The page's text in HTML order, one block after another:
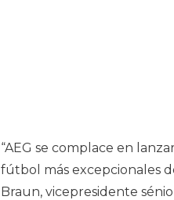
“AEG se complace en
fútbol más excepcionales
Braun, vicepresidente